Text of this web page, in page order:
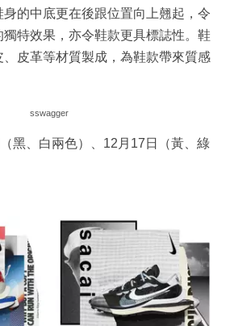
的中底更在後跟位置向上翹起，令
特效果，亦令鞋款更具標誌性。鞋
皮革等材質製成，為鞋款帶來質感
sswagger
黑、白兩色）、12月17日（黃、綠